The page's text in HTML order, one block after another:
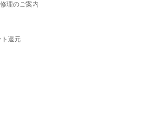
理のご案内
ト還元